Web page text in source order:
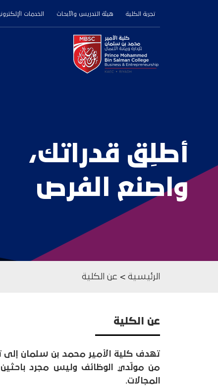
تجربة الكلية هيئة التدريس والأبحاث الخدمات
أطلِق قدراتك،
واصنع الفرص
الرئيسية > عن الكلية
عن الكلية
تهدف كلية الأمير محمد بن سلمان إلى
من مولّدي الوظائف وليس مجرد
المجالات.